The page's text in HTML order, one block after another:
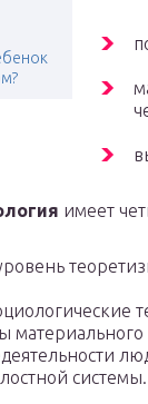
имеет
системы.